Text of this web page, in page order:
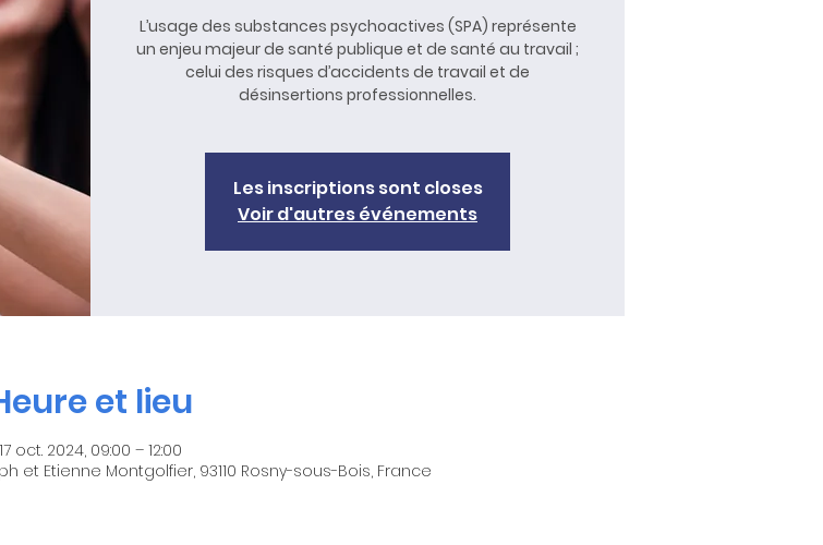
L’usage des substances psychoactives (SPA) représente
un enjeu majeur de santé publique et de santé au travail ;
celui des risques d’accidents de travail et de
Les inscriptions sont closes
Voir d'autres événements
et lieu
17 oct. 2024, 09:00 – 12:00
et Etienne Montgolfier, 93110 Rosny-sous-Bois, France